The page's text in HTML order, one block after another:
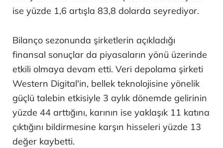
ise yüzde 1,6 artışla 83,8 dolarda seyrediyor.
Bilanço sezonunda şirketlerin açıkladığı
finansal sonuçlar da piyasaların yönü üzerinde
etkili olmaya devam etti. Veri depolama şirketi
Western Digital'in, bellek teknolojisine yönelik
güçlü talebin etkisiyle 3 aylık dönemde gelirinin
yüzde 44 arttığını, karının ise yaklaşık 11 katına
çıktığını bildirmesine karşın hisseleri yüzde 13
değer kaybetti.